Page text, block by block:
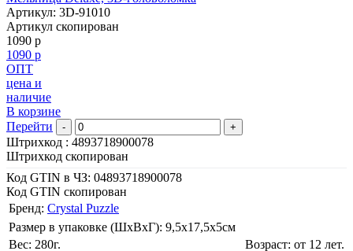
Артикул: 3D-91010
Артикул скопирован
1090 р
1090 р
ОПТ
цена и
наличие
В корзине
Перейти
- +
Штрихкод : 4893718900078
Штрихкод скопирован
Код GTIN в ЧЗ: 04893718900078
Код GTIN скопирован
Бренд: Crystal Puzzle
Размер в упаковке (ШхВxГ): 9,5х17,5х5cм
Вес: 280г.
Возраст: от 12 лет.